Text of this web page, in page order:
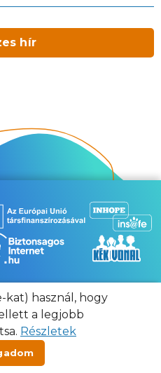
kat) használ, hogy
a legjobb
Részletek
hír
Jogi nyilatkozat
Kódex